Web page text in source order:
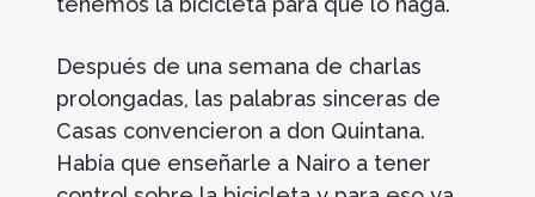
Después de una semana de charlas
prolongadas, las palabras sinceras de
Casas convencieron a don Quintana.
Había que enseñarle a Nairo a tener